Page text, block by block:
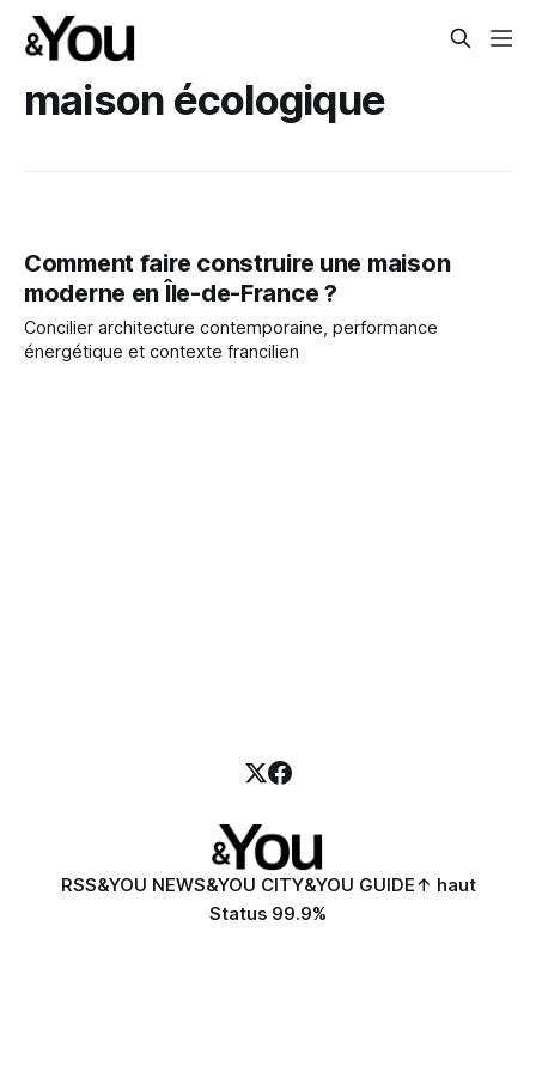
maison écologique
Comment faire construire une maison
moderne en Île-de-France ?
Concilier architecture contemporaine, performance
énergétique et contexte francilien
RSS&YOU NEWS&YOU CITY&YOU GUIDE↑ haut
Status 99.9%